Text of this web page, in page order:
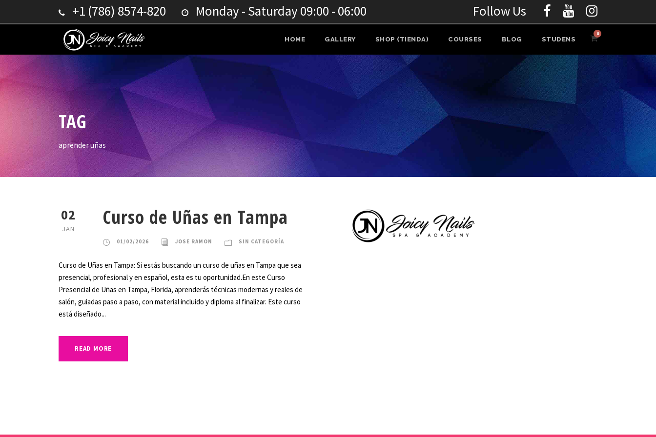
+1 (786) 8574-820 Monday - Saturday 09:00 - 06:00 Follow Us
HOME GALLERY SHOP (TIENDA) COURSES BLOG STUDENS
0
TAG
aprender uñas
02
JAN Curso de Uñas en Tampa
01/02/2026 JOSE RAMON SIN CATEGORÍA
Curso de Uñas en Tampa: Si estás buscando un curso de uñas en Tampa que sea
presencial, profesional y en español, esta es tu oportunidad.En este Curso
Presencial de Uñas en Tampa, Florida, aprenderás técnicas modernas y reales de
salón, guiadas paso a paso, con material incluido y diploma al finalizar. Este curso
está diseñado...
READ MORE